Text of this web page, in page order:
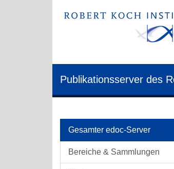
Publikationsserver des
Gesamter edoc-Server
Bereiche & Sammlungen